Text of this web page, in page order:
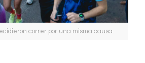
correr por una misma causa.